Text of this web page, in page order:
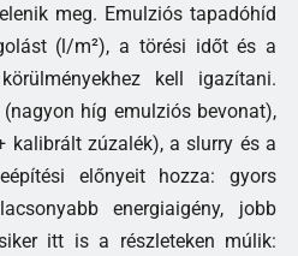
meg. Emulziós tapadóhíd
(l/m²), a törési időt és a
kell igazítani.
híg emulziós bevonat),
kalibrált zúzalék), a slurry és a
előnyeit hozza: gyors
energiaigény, jobb
itt is a részleteken múlik: